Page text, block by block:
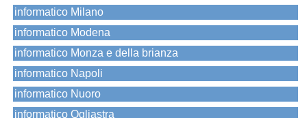
informatico Milano
informatico Modena
informatico Monza e della brianza
informatico Napoli
informatico Nuoro
informatico Ogliastra